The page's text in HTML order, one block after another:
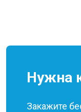
Нужна
Закажите